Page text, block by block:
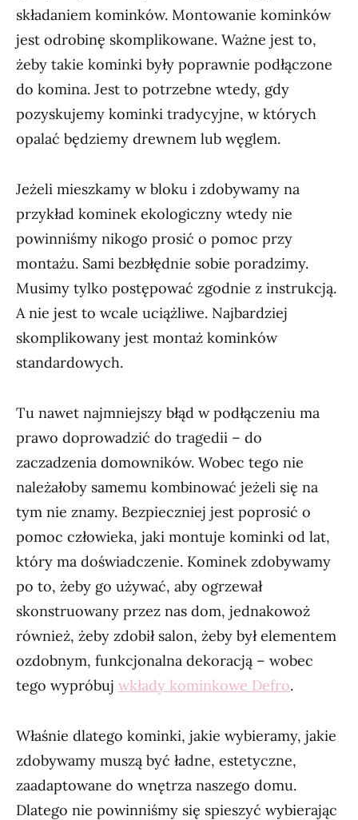
składaniem kominków. Montowanie kominków
jest odrobinę skomplikowane. Ważne jest to,
żeby takie kominki były poprawnie podłączone
do komina. Jest to potrzebne wtedy, gdy
pozyskujemy kominki tradycyjne, w których
opalać będziemy drewnem lub węglem.
Jeżeli mieszkamy w bloku i zdobywamy na
przykład kominek ekologiczny wtedy nie
powinniśmy nikogo prosić o pomoc przy
montażu. Sami bezbłędnie sobie poradzimy.
Musimy tylko postępować zgodnie z instrukcją.
A nie jest to wcale uciążliwe. Najbardziej
skomplikowany jest montaż kominków
standardowych.
Tu nawet najmniejszy błąd w podłączeniu ma
prawo doprowadzić do tragedii – do
zaczadzenia domowników. Wobec tego nie
należałoby samemu kombinować jeżeli się na
tym nie znamy. Bezpieczniej jest poprosić o
pomoc człowieka, jaki montuje kominki od lat,
który ma doświadczenie. Kominek zdobywamy
po to, żeby go używać, aby ogrzewał
skonstruowany przez nas dom, jednakowoż
również, żeby zdobił salon, żeby był elementem
ozdobnym, funkcjonalna dekoracją – wobec
tego wypróbuj wkłady kominkowe Defro.
Właśnie dlatego kominki, jakie wybieramy, jakie
zdobywamy muszą być ładne, estetyczne,
zaadaptowane do wnętrza naszego domu.
Dlatego nie powinniśmy się spieszyć wybierając